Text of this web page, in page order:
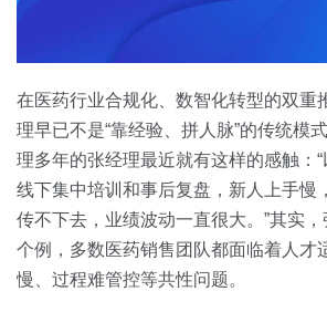
房地产
金融
按角色
销售人员
资源中心
全部
白皮书
销售会话智能
关于我们
预约演示
在医药行业合规化、数智化转型的双重
理早已不是“靠经验、拼人脉”的传统模
理多年的张经理最近就有这样的感触：
线下集中培训和事后复盘，新人上手慢
传不下去，业绩波动一直很大。”其实
个例，多数医药销售团队都面临着人才
慢、过程难管控等共性问题。